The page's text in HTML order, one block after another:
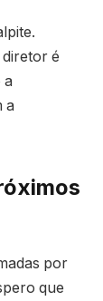
é
a
a
por
que